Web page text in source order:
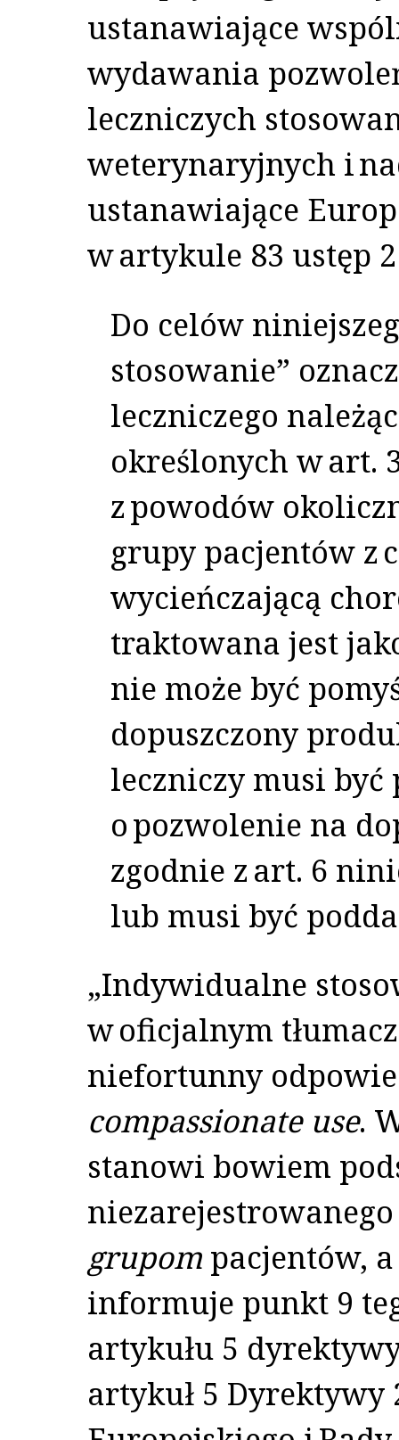
ustanawiające
wydawania
leczniczych
weterynaryjnych i
ustanawiające
w artykule 83 ustęp
Do celów
stosowanie”
leczniczego
określonych w art.
z powodów
grupy pacjentów z
wycieńczającą
traktowana jest
nie może być
dopuszczony
leczniczy musi
o pozwolenie na
zgodnie z art. 6
lub musi być
„Indywidualne
w oficjalnym
niefortunny
compassionate use.
stanowi bowiem
grupom pacjentów,
informuje punkt 9
artykułu 5
artykuł 5 Dyrektywy